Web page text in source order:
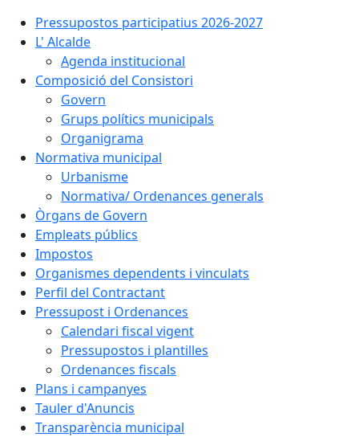
Pressupostos participatius 2026-2027
L' Alcalde
Agenda institucional
Composició del Consistori
Govern
Grups polítics municipals
Organigrama
Normativa municipal
Urbanisme
Normativa/ Ordenances generals
Òrgans de Govern
Empleats públics
Impostos
Organismes dependents i vinculats
Perfil del Contractant
Pressupost i Ordenances
Calendari fiscal vigent
Pressupostos i plantilles
Ordenances fiscals
Plans i campanyes
Tauler d'Anuncis
Transparència municipal